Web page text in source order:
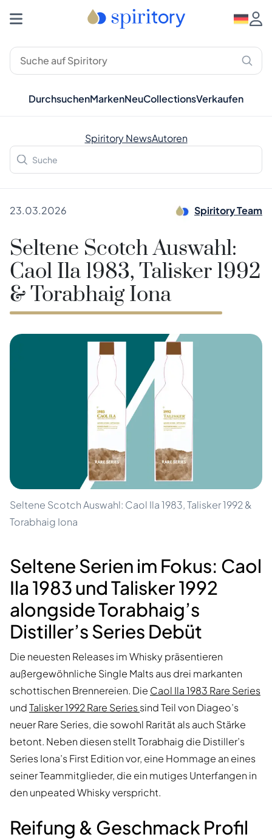
DurchsuchenMarkenNeuCollectionsVerkaufen
Spiritory NewsAutoren
23.03.2026 Spiritory Team
Seltene Scotch Auswahl:
Caol Ila 1983, Talisker 1992
& Torabhaig Iona
Seltene Scotch Auswahl: Caol Ila 1983, Talisker 1992 &
Torabhaig Iona
Seltene Serien im Fokus: Caol
Ila 1983 und Talisker 1992
alongside Torabhaig’s
Distiller’s Series Debüt
Die neuesten Releases im Whisky präsentieren
außergewöhnliche Single Malts aus drei markanten
schottischen Brennereien. Die Caol Ila 1983 Rare Series
undTalisker 1992 Rare Seriessind Teil von Diageo’s
neuer Rare Series, die sowohl Rarität als auch Stärke
betont. Neben diesen stellt Torabhaig die Distiller’s
Series Iona’s First Edition vor, eine Hommage an eines
seiner Teammitglieder, die ein mutiges Unterfangen in
den unpeated Whisky verspricht.
Reifung & Geschmack Profil